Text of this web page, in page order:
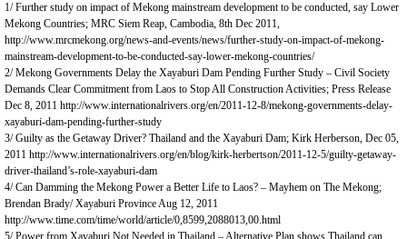
1/ Further study on impact of Mekong mainstream development to be conducted, say Lower
Mekong Countries; MRC Siem Reap, Cambodia, 8th Dec 2011,
http://www.mrcmekong.org/news-and-events/news/further-study-on-impact-of-mekong-
mainstream-development-to-be-conducted-say-lower-mekong-countries/
2/ Mekong Governments Delay the Xayaburi Dam Pending Further Study – Civil Society
Demands Clear Commitment from Laos to Stop All Construction Activities; Press Release
Dec 8, 2011 http://www.internationalrivers.org/en/2011-12-8/mekong-governments-delay-
xayaburi-dam-pending-further-study
3/ Guilty as the Getaway Driver? Thailand and the Xayaburi Dam; Kirk Herberson, Dec 05,
2011 http://www.internationalrivers.org/en/blog/kirk-herbertson/2011-12-5/guilty-getaway-
driver-thailand’s-role-xayaburi-dam
4/ Can Damming the Mekong Power a Better Life to Laos? – Mayhem on The Mekong;
Brendan Brady/ Xayaburi Province Aug 12, 2011
http://www.time.com/time/world/article/0,8599,2088013,00.html
5/ Power from Xayaburi Not Needed in Thailand – Alternative Plan shows Thailand can